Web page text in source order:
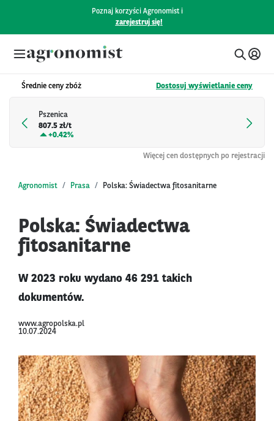
Poznaj korzyści Agronomist i
zarejestruj się!
Średnie ceny zbóż Dostosuj wyświetlanie ceny
Pszenica
807.5 zł/t
+0.42%
Więcej cen dostępnych po rejestracji
Agronomist Prasa Polska: Świadectwa fitosanitarne
Polska: Świadectwa
fitosanitarne
W 2023 roku wydano 46 291 takich
dokumentów.
www.agropolska.pl
10.07.2024